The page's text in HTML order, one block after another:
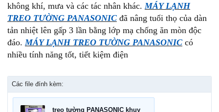
không khí, mưa và các tác nhân khác. MÁY LẠNH
TREO TƯỜNG PANASONIC đã nâng tuổi thọ của dàn
tản nhiệt lên gấp 3 lần bằng lớp mạ chống ăn mòn độc
đáo. MÁY LẠNH TREO TƯỜNG PANASONIC có
nhiều tính năng tốt, tiết kiệm điện
Các file đính kèm: